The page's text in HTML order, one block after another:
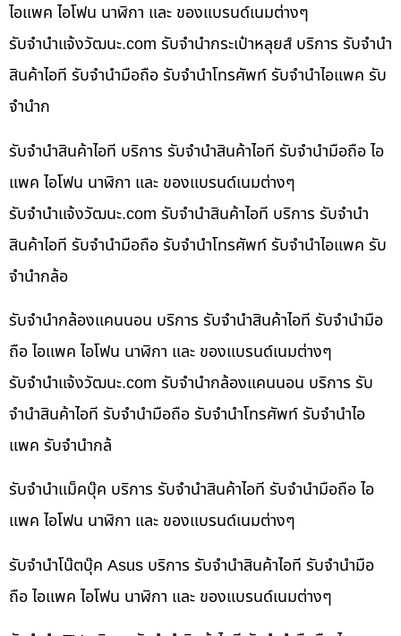
ไอแพค ไอโฟน นาฬิกา และ ของแบรนด์เนมต่างๆ
รับจํานําแจ้งวัฒนะ.com รับจำนำกระเป๋าหลุยส์ บริการ รับจำนำ
สินค้าไอที รับจำนำมือถือ รับจำนำโทรศัพท์ รับจำนำไอแพค รับ
จำนำก
รับจำนำสินค้าไอที บริการ รับจำนำสินค้าไอที รับจำนำมือถือ ไอ
แพค ไอโฟน นาฬิกา และ ของแบรนด์เนมต่างๆ
รับจํานําแจ้งวัฒนะ.com รับจำนำสินค้าไอที บริการ รับจำนำ
สินค้าไอที รับจำนำมือถือ รับจำนำโทรศัพท์ รับจำนำไอแพค รับ
จำนำกล้อ
รับจำนำกล้องแคนนอน บริการ รับจำนำสินค้าไอที รับจำนำมือ
ถือ ไอแพค ไอโฟน นาฬิกา และ ของแบรนด์เนมต่างๆ
รับจํานําแจ้งวัฒนะ.com รับจำนำกล้องแคนนอน บริการ รับ
จำนำสินค้าไอที รับจำนำมือถือ รับจำนำโทรศัพท์ รับจำนำไอ
แพค รับจำนำกล้
รับจำนำแม็คบุ๊ค บริการ รับจำนำสินค้าไอที รับจำนำมือถือ ไอ
แพค ไอโฟน นาฬิกา และ ของแบรนด์เนมต่างๆ
รับจำนำโน๊ตบุ๊ค Asus บริการ รับจำนำสินค้าไอที รับจำนำมือ
ถือ ไอแพค ไอโฟน นาฬิกา และ ของแบรนด์เนมต่างๆ